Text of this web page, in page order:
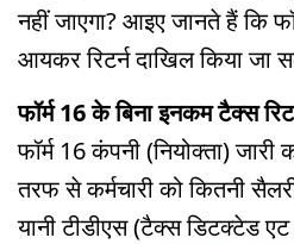
नहीं जाएगा? आइए जानते हैं कि
आयकर रिटर्न दाखिल किया जा
फॉर्म 16 के बिना इनकम टैक्स
फॉर्म 16 कंपनी (नियोक्ता)
तरफ से कर्मचारी को कितनी
यानी टीडीएस (टैक्स डिटक्टेड एट